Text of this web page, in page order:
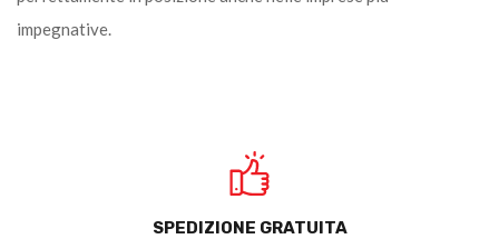
impegnative.
SPEDIZIONE GRATUITA